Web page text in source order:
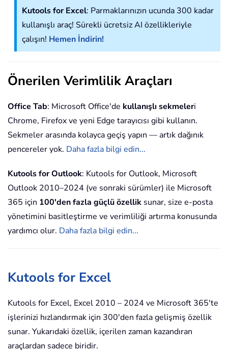
Kutools for Excel: Parmaklarınızın ucunda 300 kadar
kullanışlı araç! Sürekli ücretsiz AI özellikleriyle
çalışın! Hemen İndirin!
Önerilen Verimlilik Araçları
Office Tab: Microsoft Office'de kullanışlı sekmeleri
Chrome, Firefox ve yeni Edge tarayıcısı gibi kullanın.
Sekmeler arasında kolayca geçiş yapın — artık dağınık
pencereler yok. Daha fazla bilgi edin...
Kutools for Outlook: Kutools for Outlook, Microsoft
Outlook 2010–2024 (ve sonraki sürümler) ile Microsoft
365 için 100'den fazla güçlü özellik sunar, size e-posta
yönetimini basitleştirme ve verimliliği artırma konusunda
yardımcı olur. Daha fazla bilgi edin...
Kutools for Excel
Kutools for Excel, Excel 2010 – 2024 ve Microsoft 365'te
işlerinizi hızlandırmak için 300'den fazla gelişmiş özellik
sunar. Yukarıdaki özellik, içerilen zaman kazandıran
araçlardan sadece biridir.